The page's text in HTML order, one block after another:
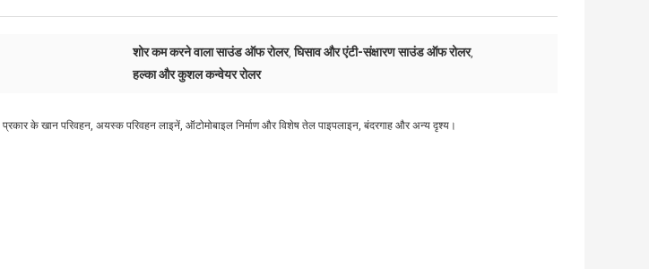
शोर कम करने वाला साउंड ऑफ रोलर,घिसाव और एंटी-संक्षारण साउंड ऑफ रोलर,
हल्का और कुशल कन्वेयर रोलर
के खान परिवहन, अयस्क परिवहन लाइनें, ऑटोमोबाइल निर्माण और विशेष तेल पाइपलाइन, बंदरगाह और अन्य दृश्य।